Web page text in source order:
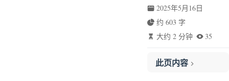
2025年5月16日
约 603 字
大约 2 分钟
35
此页内容